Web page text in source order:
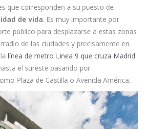
que corresponden a su puesto de
de vida. Es muy importante por
público para desplazarse a estas zonas
de las ciudades y precisamente en
línea de metro Linea 9 que cruza Madrid
el sureste pasando por
Plaza de Castilla o Avenida América.